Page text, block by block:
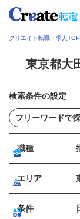
クリエイト転職・求人TOP
東京都大
検索条件の設定
職種
エリア
条件